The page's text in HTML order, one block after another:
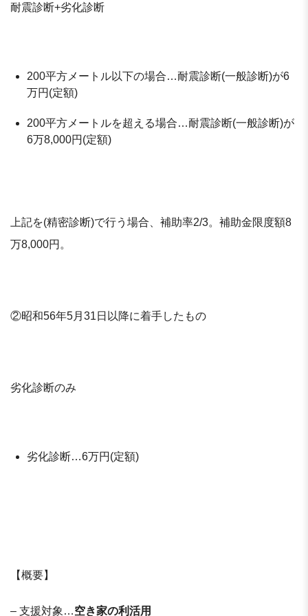
耐震診断+劣化診断
200平方メートル以下の場合…耐震診断(一般診断)が6
万円(定額)
200平方メートルを超える場合…耐震診断(一般診断)が
6万8,000円(定額)
上記を(精密診断)で行う場合、補助率2/3。補助金限度額8
万8,000円。
②昭和56年5月31日以降に着手したもの
劣化診断のみ
劣化診断…6万円(定額)
【概要】
– 支援対象…空き家の利活用